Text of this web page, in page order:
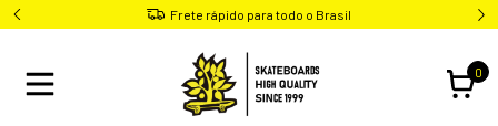
Parcele em até 4x sem juros
0